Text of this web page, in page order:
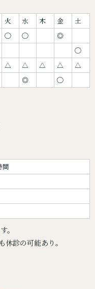
火 水 木 金
土
◯ ◯
◎
◯
△ △ △ △
△
◎ ◯
間
。
診の可能あり。